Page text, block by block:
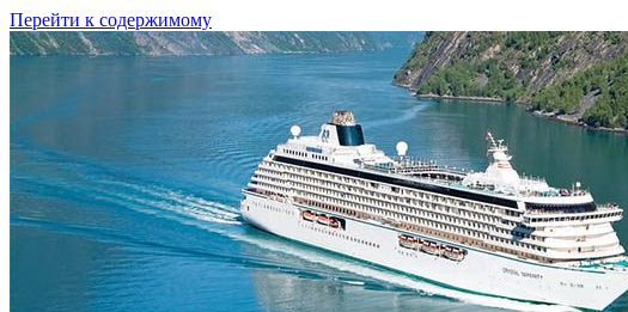
Перейти к содержимому